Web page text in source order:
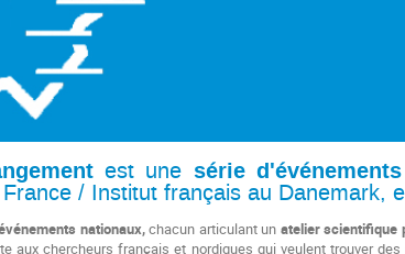
est une série d'événements
France / Institut français au Danemark,
nationaux,chacun articulant un atelier scientifique
aux chercheurs français et nordiques qui veulent trouver des